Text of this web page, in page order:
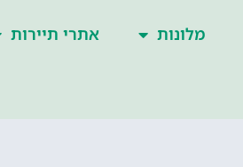
מלונות אתרי תיירות